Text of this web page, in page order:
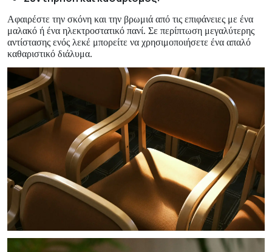
Αφαιρέστε την σκόνη και την βρωμιά από τις επιφάνειες με ένα
μαλακό ή ένα ηλεκτροστατικό πανί. Σε περίπτωση μεγαλύτερης
αντίστασης ενός λεκέ μπορείτε να χρησιμοποιήσετε ένα απαλό
καθαριστικό διάλυμα.